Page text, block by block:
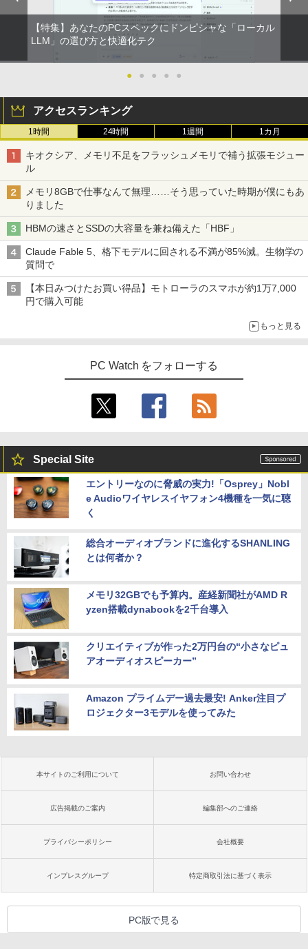
【特集】あなたのPCスペックにドンピシャな「ローカル
LLM」の選び方と快適化テク
● ● ● ● ●
アクセスランキング
1時間 24時間 1週間 1カ月
キオクシア、メモリ不足をフラッシュメモリで補う拡張モジュー
ル
メモリ8GBで仕事なんて無理……そう思っていた時期が僕にもあ
りました
HBMの速さとSSDの大容量を兼ね備えた「HBF」
Claude Fable 5、格下モデルに回される不満が85%減。生物学の
質問で
【本日みつけたお買い得品】モトローラのスマホが約1万7,000
円で購入可能
もっと見る
PC Watch をフォローする
Special Site
エントリーなのに脅威の実力!「Osprey」Nobl
e Audioワイヤレスイヤフォン4機種を一気に聴
く
総合オーディオブランドに進化するSHANLING
とは何者か？
メモリ32GBでも予算内。産経新聞社がAMD R
yzen搭載dynabookを2千台導入
クリエイティブが作った2万円台の“小さなピュ
アオーディオスピーカー”
Amazon プライムデー過去最安! Anker注目プ
ロジェクター3モデルを使ってみた
本サイトのご利用について お問い合わせ
広告掲載のご案内 編集部へのご連絡
プライバシーポリシー 会社概要
インプレスグループ 特定商取引法に基づく表示
PC版で見る